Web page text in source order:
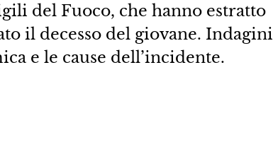
del Fuoco, che hanno estratto
il decesso del giovane. Indagini
e le cause dell’incidente.